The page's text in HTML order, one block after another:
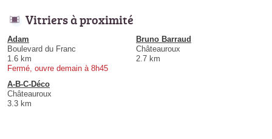
Vitriers à proximité
Adam
Boulevard du Franc
1.6 km
Fermé, ouvre demain à 8h45
Bruno Barraud
Châteauroux
2.7 km
A-B-C-Déco
Châteauroux
3.3 km